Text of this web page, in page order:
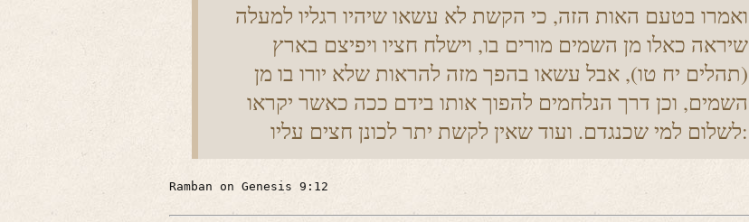
ואמרו בטעם האות הזה, כי הקשת לא עשאו שיהיו רגליו למעלה
שיראה כאלו מן השמים מורים בו, וישלח חציו ויפיצם בארץ
(תהלים יח טו), אבל עשאו בהפך מזה להראות שלא יורו בו מן
השמים, וכן דרך הנלחמים להפוך אותו בידם ככה כאשר יקראו
לשלום למי שכנגדם. ועוד שאין לקשת יתר לכונן חצים עליו:
Ramban on Genesis 9:12